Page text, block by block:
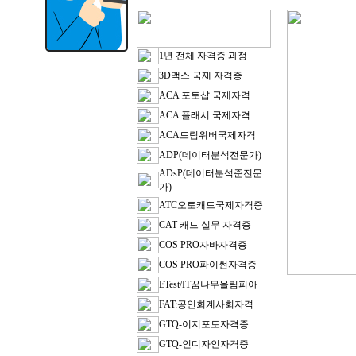
1년 전체 자격증 과정
3D맥스 국제 자격증
ACA 포토샵 국제자격
ACA 플래시 국제자격
ACA드림위버국제자격
ADP(데이터분석전문가)
ADsP(데이터분석준전문
가)
ATC오토캐드국제자격증
CAT 캐드 실무 자격증
COS PRO자바자격증
COS PRO파이썬자격증
ETest/IT꿈나무올림피아
FAT:공인회계사회자격
GTQ-이지포토자격증
GTQ-인디자인자격증